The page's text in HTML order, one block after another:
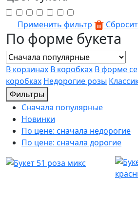
Применить фильтр
По форме букета
В корзинах В коробках В форме
коробках Недорогие розы
Фильтры
Сначала популярные
Новинки
По цене: сначала недорогие
По цене: сначала дорогие